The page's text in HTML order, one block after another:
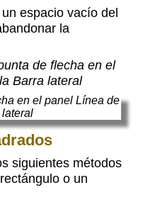
espacio vacío del
la
de flecha en el
Barra lateral
siguientes métodos
o un